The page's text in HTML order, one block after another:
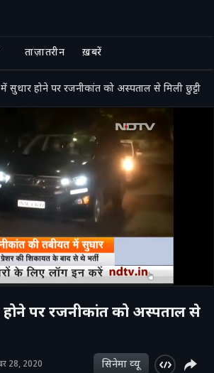
ताज़ातरीन ख़बरें
सुधार होने पर रजनीकांत को अस्पताल से मिली छुट्टी
पर रजनीकांत को अस्पताल से
28, 2020 सिनेमा व्‍यू